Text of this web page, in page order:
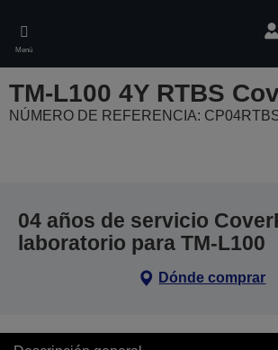
main
content
Menú
TM-L100 4Y RTBS
NÚMERO DE REFERENCIA:
04 años de servicio
laboratorio para TM-L100
Dónde comprar